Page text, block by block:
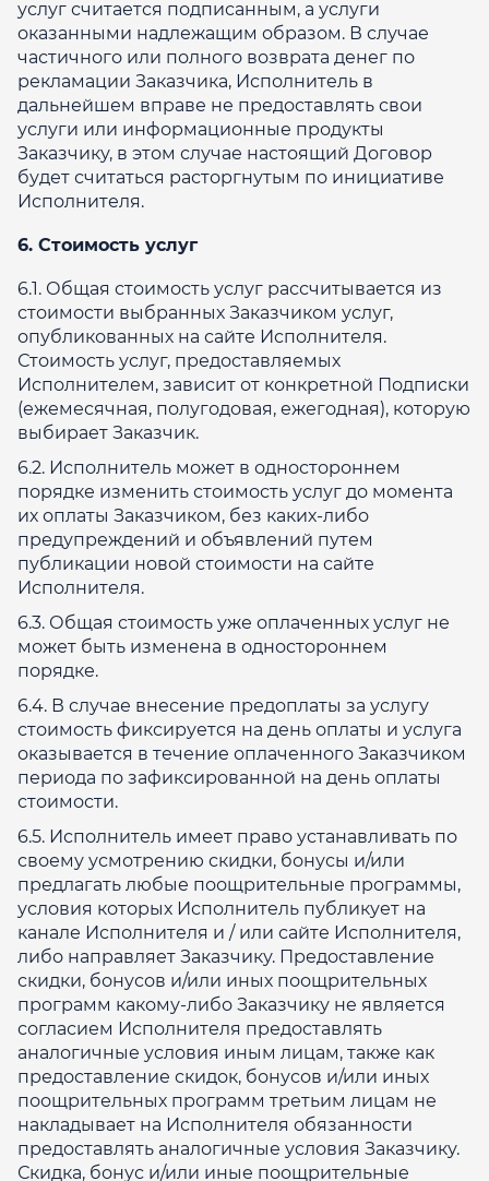
услуг считается подписанным, а услуги
оказанными надлежащим образом. В случае
частичного или полного возврата денег по
рекламации Заказчика, Исполнитель в
дальнейшем вправе не предоставлять свои
услуги или информационные продукты
Заказчику, в этом случае настоящий Договор
будет считаться расторгнутым по инициативе
Исполнителя.
6. Стоимость услуг
6.1. Общая стоимость услуг рассчитывается из
стоимости выбранных Заказчиком услуг,
опубликованных на сайте Исполнителя.
Стоимость услуг, предоставляемых
Исполнителем, зависит от конкретной Подписки
(ежемесячная, полугодовая, ежегодная), которую
выбирает Заказчик.
6.2. Исполнитель может в одностороннем
порядке изменить стоимость услуг до момента
их оплаты Заказчиком, без каких-либо
предупреждений и объявлений путем
публикации новой стоимости на сайте
Исполнителя.
6.3. Общая стоимость уже оплаченных услуг не
может быть изменена в одностороннем
порядке.
6.4. В случае внесение предоплаты за услугу
стоимость фиксируется на день оплаты и услуга
оказывается в течение оплаченного Заказчиком
периода по зафиксированной на день оплаты
стоимости.
6.5. Исполнитель имеет право устанавливать по
своему усмотрению скидки, бонусы и/или
предлагать любые поощрительные программы,
условия которых Исполнитель публикует на
канале Исполнителя и / или сайте Исполнителя,
либо направляет Заказчику. Предоставление
скидки, бонусов и/или иных поощрительных
программ какому-либо Заказчику не является
согласием Исполнителя предоставлять
аналогичные условия иным лицам, также как
предоставление скидок, бонусов и/или иных
поощрительных программ третьим лицам не
накладывает на Исполнителя обязанности
предоставлять аналогичные условия Заказчику.
Скидка, бонус и/или иные поощрительные